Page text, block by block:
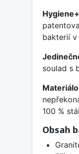
bakterií v
soulad s
100 %
Obsah